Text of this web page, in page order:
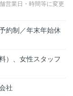
営業日・時間等に変更
約制／年末年始休
）、女性スタッフ
社